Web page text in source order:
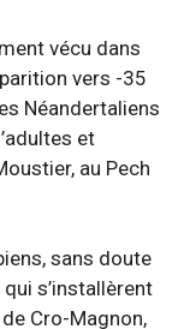
vécu dans
vers -35
Néandertaliens
et
au Pech
sans doute
s’installèrent
Cro-Magnon,